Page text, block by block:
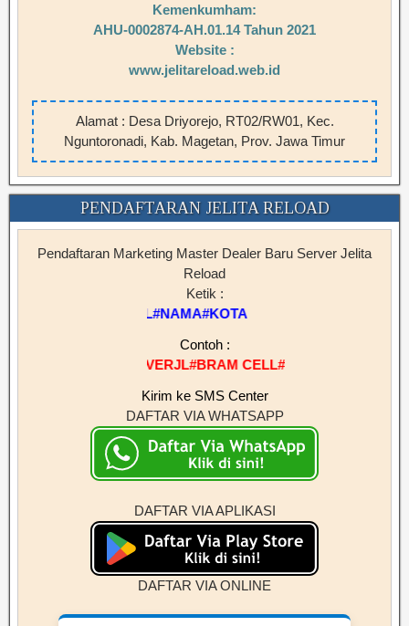
Kemenkumham:
AHU-0002874-AH.01.14 Tahun 2021
Website :
www.jelitareload.web.id
Alamat : Desa Driyorejo, RT02/RW01, Kec.
Nguntoronadi, Kab. Magetan, Prov. Jawa Timur
PENDAFTARAN JELITA RELOAD
Pendaftaran Marketing Master Dealer Baru Server Jelita
Reload
Ketik :
Contoh :
SERVERJL#BRAM CELL#BIMA
Kirim ke SMS Center
DAFTAR VIA WHATSAPP
DAFTAR VIA APLIKASI
DAFTAR VIA ONLINE